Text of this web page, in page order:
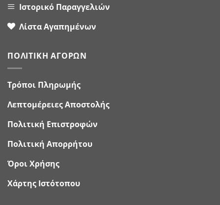
Ιστορικό Παραγγελιών
Λίστα Αγαπημένων
ΠΟΛΙΤΙΚΉ ΑΓΟΡΏΝ
Τρόποι Πληρωμής
Λεπτομέρειες Αποστολής
Πολιτική Επιστροφών
Πολιτική Απορρήτου
Όροι Χρήσης
Χάρτης Ιστότοπου